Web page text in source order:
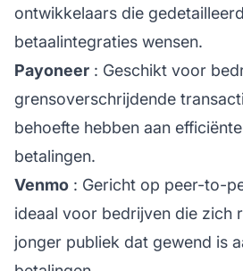
ontwikkelaars die
betaalintegraties wensen.
Payoneer : Geschikt voor
grensoverschrijdende
behoefte hebben aan
betalingen.
Venmo : Gericht op peer-to-
ideaal voor bedrijven die zich
jonger publiek dat gewend is